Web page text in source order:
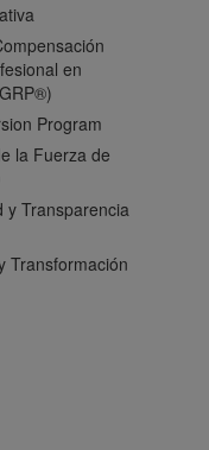
en
Program
la Fuerza de
y Transparencia
Transformación